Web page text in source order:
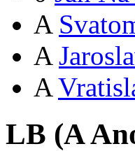
A
A
A
LB (A